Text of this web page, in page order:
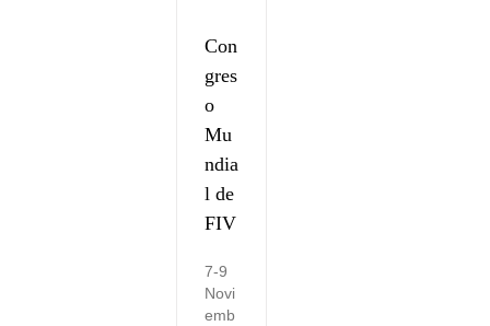
Con
gres
o
Mu
ndia
l de
FIV
7-9
Novi
emb